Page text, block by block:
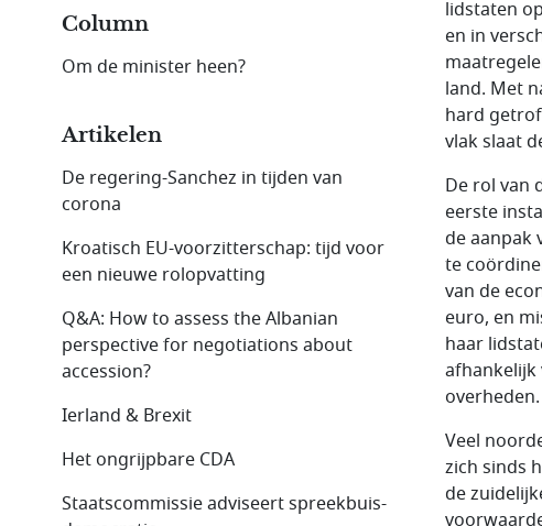
lidstaten
en in
land. Met
hard
vlak slaat
De rol van
eerste
de aanpak
te
van de
euro, en
haar
afhankelijk
overheden.
Veel
zich sinds
de
Column
Om de minister heen?
Artikelen
De regering-Sanchez in tijden van
corona
Kroatisch EU-voorzitterschap: tijd voor
een nieuwe rolopvatting
Q&A: How to assess the Albanian
perspective for negotiations about
accession?
Ierland & Brexit
Het ongrijpbare CDA
Staatscommissie adviseert spreekbuis-